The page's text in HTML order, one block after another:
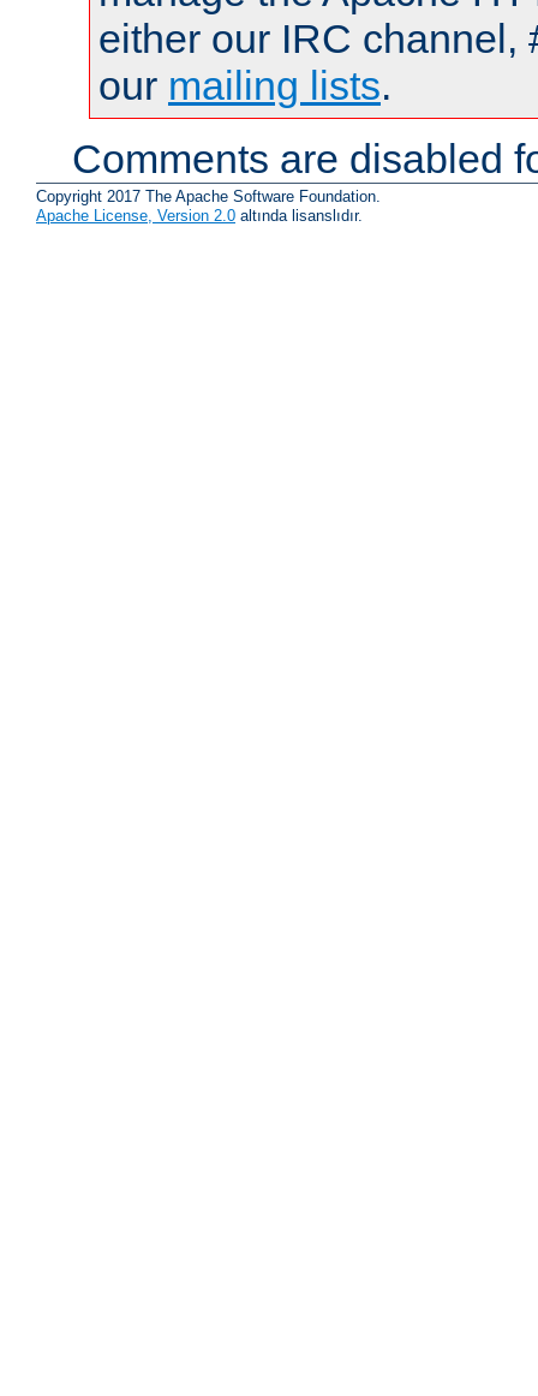
either our IRC channel,
our mailing lists.
Comments are disabled
Copyright 2017 The Apache Software Foundation.
Apache License, Version 2.0 altında lisanslıdır.